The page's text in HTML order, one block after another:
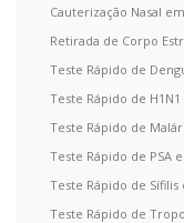
Cauterização Nasal
Retirada de Corpo
Teste Rápido de
Teste Rápido de
Teste Rápido de
Teste Rápido de PSA
Teste Rápido de
Teste Rápido de